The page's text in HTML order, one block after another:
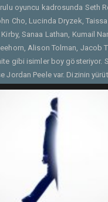
oyuncu kadrosunda Seth
Cho, Lucinda Dryzek,
Kirby, Sanaa Lathan, Kumail
Alison Tolman, Jacob
gibi isimler boy gösteriyor.
Jordan Peele var. Dizinin
Peele'a Simon Kinberg,
eşlik ediyor. - Gönderen: